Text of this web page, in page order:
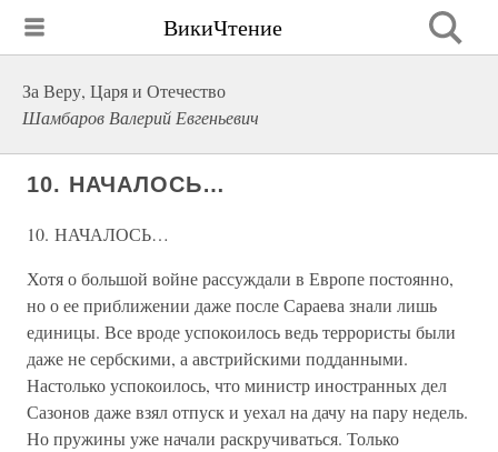
ВикиЧтение
За Веру, Царя и Отечество
Шамбаров Валерий Евгеньевич
10. НАЧАЛОСЬ…
10. НАЧАЛОСЬ…
Хотя о большой войне рассуждали в Европе постоянно,
но о ее приближении даже после Сараева знали лишь
единицы. Все вроде успокоилось ведь террористы были
даже не сербскими, а австрийскими подданными.
Настолько успокоилось, что министр иностранных дел
Сазонов даже взял отпуск и уехал на дачу на пару недель.
Но пружины уже начали раскручиваться. Только